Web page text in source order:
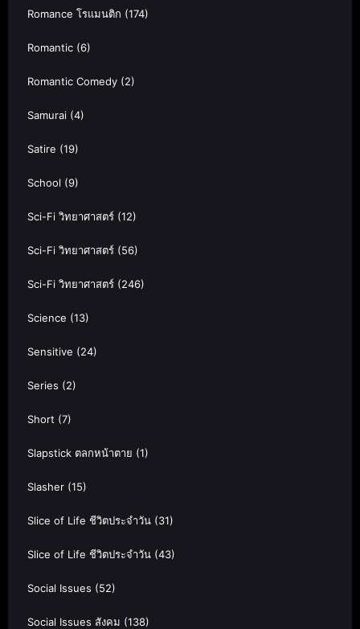
Romance โรแมนติก (174)
Romantic (6)
Romantic Comedy (2)
Samurai (4)
Satire (19)
School (9)
Sci-Fi วิทยาศาสตร์ (12)
Sci-Fi วิทยาศาสตร์ (56)
Sci-Fi วิทยาศาสตร์ (246)
Science (13)
Sensitive (24)
Series (2)
Short (7)
Slapstick ตลกหน้าตาย (1)
Slasher (15)
Slice of Life ชีวิตประจำวัน (31)
Slice of Life ชีวิตประจำวัน (43)
Social Issues (52)
Social Issues สังคม (138)